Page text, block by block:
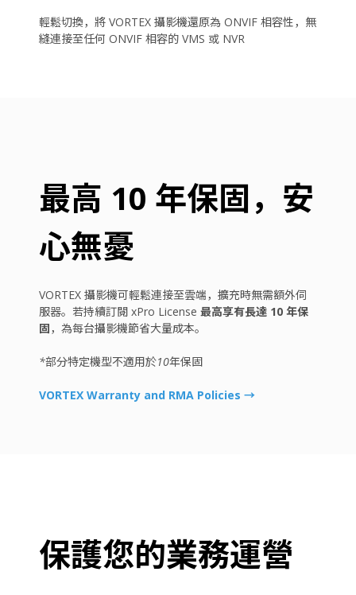
輕鬆切換，將 VORTEX 攝影機還原為 ONVIF 相容性，無
縫連接至任何 ONVIF 相容的 VMS 或 NVR
最高 10 年保固，安
心無憂
VORTEX 攝影機可輕鬆連接至雲端，擴充時無需額外伺
服器。若持續訂閱 xPro License 最高享有長達 10 年保
固，為每台攝影機節省大量成本。
*部分特定機型不適用於10年保固
VORTEX Warranty and RMA Policies →
保護您的業務運營